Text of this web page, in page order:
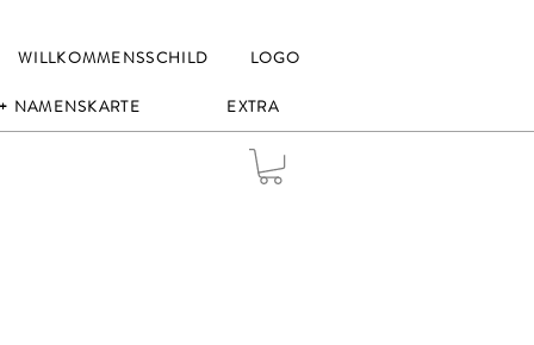
WILLKOMMENSSCHILD LOGO
NAMENSKARTE EXTRA